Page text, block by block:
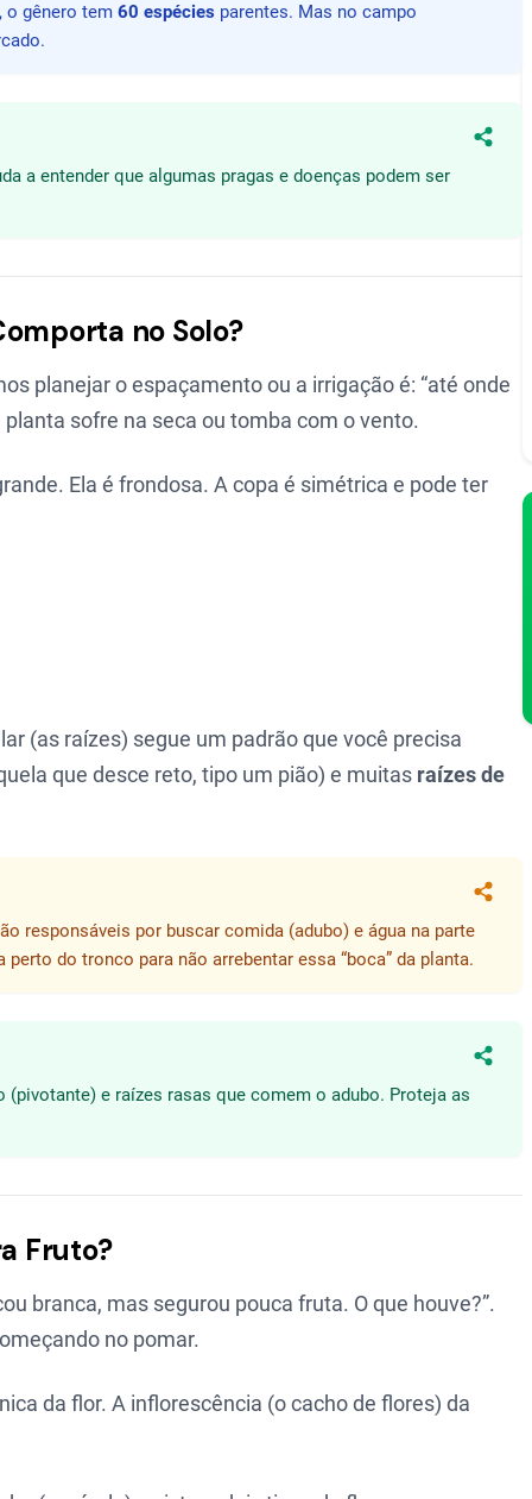
o gênero tem 60 espécies parentes. Mas no campo
a entender que algumas pragas e doenças podem ser
no Solo?
planejar o espaçamento ou a irrigação é: “até onde
sofre na seca ou tomba com o vento.
Ela é frondosa. A copa é simétrica e pode ter
(as raízes) segue um padrão que você precisa
que desce reto, tipo um pião) e muitas raízes de
responsáveis por buscar comida (adubo) e água na parte
do tronco para não arrebentar essa “boca” da planta.
e raízes rasas que comem o adubo. Proteja as
Fruto?
branca, mas segurou pouca fruta. O que houve?”.
no pomar.
da flor. A inflorescência (o cacho de flores) da